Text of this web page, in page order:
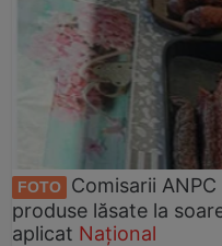
FOTO
Comisarii
produse lăsate la
aplicat Național